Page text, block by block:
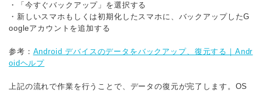
・「今すぐバックアップ」を選択する
・新しいスマホもしくは初期化したスマホに、バックアップしたG
oogleアカウントを追加する
参考： Android デバイスのデータをバックアップ、復元する｜Andr
oidヘルプ
上記の流れで作業を行うことで、データの復元が完了します。OS